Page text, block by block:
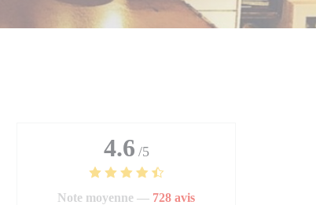
4.6 /5
Note moyenne — 728 avis